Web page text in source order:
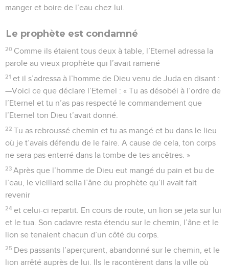
manger et boire de l’eau chez lui.
Le prophète est condamné
20 Comme ils étaient tous deux à table, l’Eternel adressa la
parole au vieux prophète qui l’avait ramené
21 et il s’adressa à l’homme de Dieu venu de Juda en disant :
—Voici ce que déclare l’Eternel : « Tu as désobéi à l’ordre de
l’Eternel et tu n’as pas respecté le commandement que
l’Eternel ton Dieu t’avait donné.
22 Tu as rebroussé chemin et tu as mangé et bu dans le lieu
où je t’avais défendu de le faire. A cause de cela, ton corps
ne sera pas enterré dans la tombe de tes ancêtres. »
23 Après que l’homme de Dieu eut mangé du pain et bu de
l’eau, le vieillard sella l’âne du prophète qu’il avait fait
revenir
24 et celui-ci repartit. En cours de route, un lion se jeta sur lui
et le tua. Son cadavre resta étendu sur le chemin, l’âne et le
lion se tenaient chacun d’un côté du corps.
25 Des passants l’aperçurent, abandonné sur le chemin, et le
lion arrêté auprès de lui. Ils le racontèrent dans la ville où